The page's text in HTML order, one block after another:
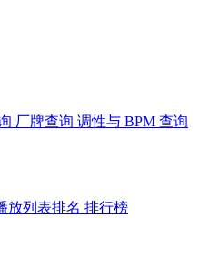
厂牌查询 调性与 BPM 查询
放列表排名 排行榜